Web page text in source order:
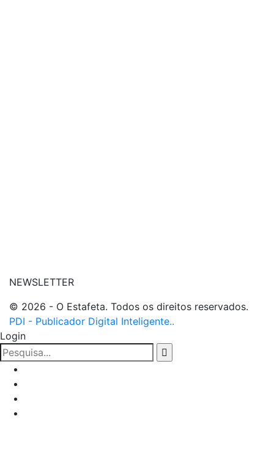
NEWSLETTER
© 2026 - O Estafeta. Todos os direitos reservados.
PDI - Publicador Digital Inteligente..
Login